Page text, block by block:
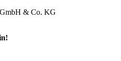
& Co. KG